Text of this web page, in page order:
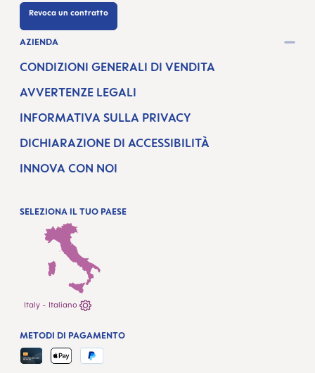
Revoca un contratto
AZIENDA
CONDIZIONI GENERALI DI VENDITA
AVVERTENZE LEGALI
INFORMATIVA SULLA PRIVACY
DICHIARAZIONE DI ACCESSIBILITÀ
INNOVA CON NOI
SELEZIONA IL TUO PAESE
Italy - Italiano
METODI DI PAGAMENTO